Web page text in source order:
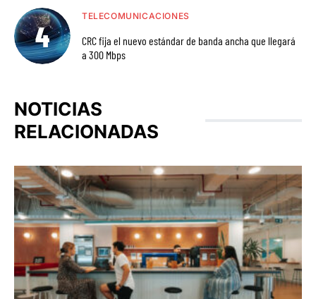
TELECOMUNICACIONES
CRC fija el nuevo estándar de banda ancha que llegará
a 300 Mbps
NOTICIAS
RELACIONADAS